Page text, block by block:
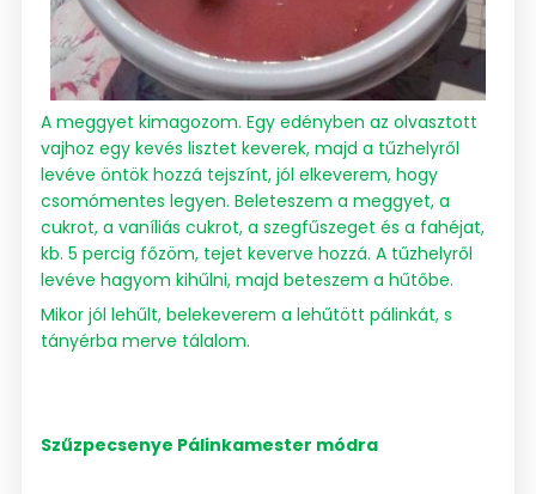
A meggyet kimagozom. Egy edényben az olvasztott
vajhoz egy kevés lisztet keverek, majd a tűzhelyről
levéve öntök hozzá tejszínt, jól elkeverem, hogy
csomómentes legyen. Beleteszem a meggyet, a
cukrot, a vaníliás cukrot, a szegfűszeget és a fahéjat,
kb. 5 percig főzöm, tejet keverve hozzá. A tűzhelyről
levéve hagyom kihűlni, majd beteszem a hűtőbe.
Mikor jól lehűlt, belekeverem a lehűtött pálinkát, s
tányérba merve tálalom.
Szűzpecsenye Pálinkamester módra